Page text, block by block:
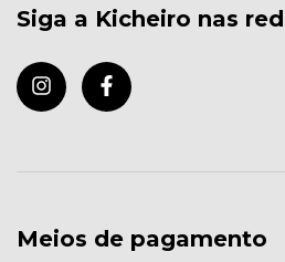
Siga a Kicheiro nas
Meios de pagamento